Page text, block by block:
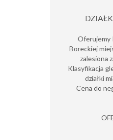
Oferujemy
Boreckiej
zalesiona
Klasyfikacja
działki
Cena do